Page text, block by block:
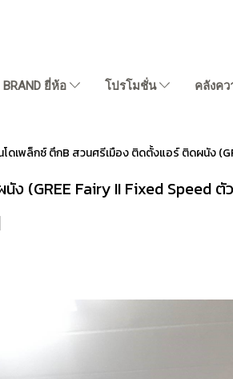
BRAND ยี่ห้อ โปรโมชั่น คลังค
ดเพล็กซ์ ตึกB สวนศรีเมือง ติดตั้งแอร์ ติดผนัง
(GREE Fairy II Fixed Speed ตั